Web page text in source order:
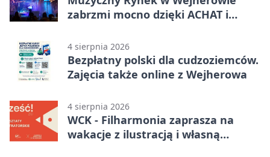
zabrzmi mocno dzięki ACHAT i
4 sierpnia 2026
Bezpłatny polski dla cudzoziemców.
Zajęcia także online z Wejherowa
4 sierpnia 2026
WCK - Filharmonia zaprasza na
wakacje z ilustracją i własną